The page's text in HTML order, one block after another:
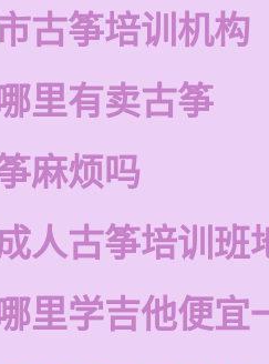
古筝培训机构
里有卖古筝
麻烦吗
人古筝培训班
里学吉他便宜